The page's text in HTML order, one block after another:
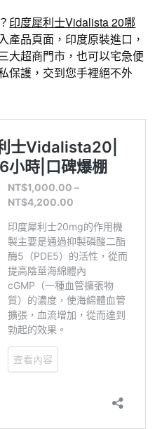
印度犀利士Vidalista 20哪
產品頁面，印度原裝進口，
大超商門市，也可以宅急便
保護，交到您手裡絕不外